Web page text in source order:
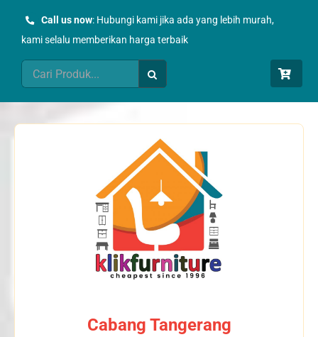
Call us now: Hubungi kami jika ada yang lebih murah,
kami selalu memberikan harga terbaik
Search
for:
Cabang Tangerang